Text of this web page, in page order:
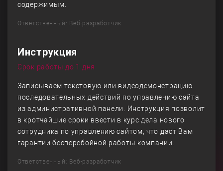
содержимым.
Ответственный: Веб-разработчик
Инструкция
Срок работы до 1 дня
Записываем текстовую или видеодемонстрацию
последовательных действий по управлению сайта
из административной панели. Инструкция позволит
в кротчайшие сроки ввести в курс дела нового
сотрудника по управлению сайтом, что даст Вам
гарантии бесперебойной работы компании.
Ответственный: Веб-разработчик